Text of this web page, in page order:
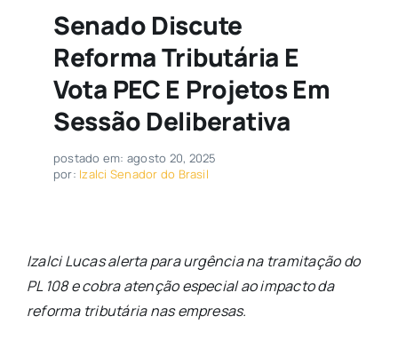
Senado Discute
Reforma Tributária E
Vota PEC E Projetos Em
Sessão Deliberativa
postado em: agosto 20, 2025
por: Izalci Senador do Brasil
Izalci Lucas alerta para urgência na tramitação do
PL 108 e cobra atenção especial ao impacto da
reforma tributária nas empresas.